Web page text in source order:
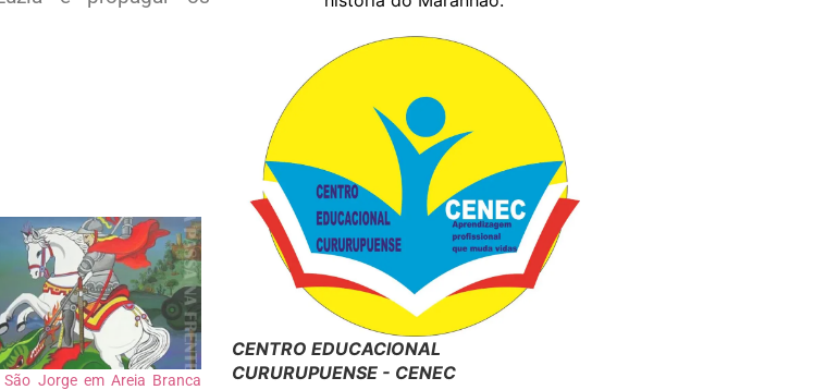
São Jorge em Areia Branca
CENTRO EDUCACIONAL
CURURUPUENSE - CENEC